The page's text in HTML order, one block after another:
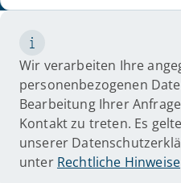
Wir verarbeiten Ihre
personenbezogenen
Bearbeitung Ihrer
Kontakt zu treten. Es
unserer
unter Rechtliche Hinweise